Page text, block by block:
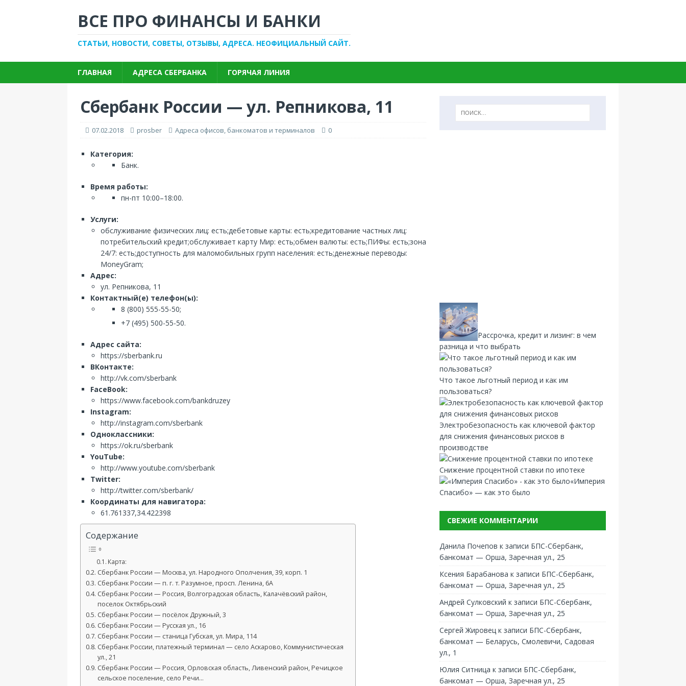
ВСЕ ПРО ФИНАНСЫ И БАНКИ
СТАТЬИ, НОВОСТИ, СОВЕТЫ, ОТЗЫВЫ, АДРЕСА. НЕОФИЦИАЛЬНЫЙ САЙТ.
ГЛАВНАЯ АДРЕСА СБЕРБАНКА ГОРЯЧАЯ ЛИНИЯ
Сбербанк России — ул. Репникова, 11
07.02.2018 prosber Адреса офисов, банкоматов и терминалов 0
Категория:
Банк.
Время работы:
пн-пт 10:00–18:00.
Услуги:
обслуживание физических лиц: есть;дебетовые карты: есть;кредитование частных лиц:
потребительский кредит;обслуживает карту Мир: есть;обмен валюты: есть;ПИФы: есть;зона
24/7: есть;доступность для маломобильных групп населения: есть;денежные переводы:
MoneyGram;
Адрес:
ул. Репникова, 11
Контактный(е) телефон(ы):
8 (800) 555-55-50;
+7 (495) 500-55-50.
Адрес сайта:
https://sberbank.ru
ВКонтакте:
http://vk.com/sberbank
FaceBook:
https://www.facebook.com/bankdruzey
Instagram:
http://instagram.com/sberbank
Одноклассники:
https://ok.ru/sberbank
YouTube:
http://www.youtube.com/sberbank
Twitter:
http://twitter.com/sberbank/
Координаты для навигатора:
61.761337,34.422398
Содержание
Карта:
Сбербанк России — Москва, ул. Народного Ополчения, 39, корп. 1
Сбербанк России — п. г. т. Разумное, просп. Ленина, 6А
Сбербанк России — Россия, Волгоградская область, Калачёвский район,
поселок Октябрьский
Сбербанк России — посёлок Дружный, 3
Сбербанк России — Русская ул., 16
Сбербанк России — станица Губская, ул. Мира, 114
Сбербанк России, платежный терминал — село Аскарово, Коммунистическая
ул., 21
Сбербанк России — Россия, Орловская область, Ливенский район, Речицкое
сельское поселение, село Речи…
Рассрочка, кредит и лизинг: в чем
разница и что выбрать
Что такое льготный период и как им
пользоваться?
Электробезопасность как ключевой фактор
для снижения финансовых рисков в
производстве
Снижение процентной ставки по ипотеке
«Империя
Спасибо» — как это было
СВЕЖИЕ КОММЕНТАРИИ
Данила Почепов к записи БПС-Сбербанк,
банкомат — Орша, Заречная ул., 25
Ксения Барабанова к записи БПС-Сбербанк,
банкомат — Орша, Заречная ул., 25
Андрей Сулковский к записи БПС-Сбербанк,
банкомат — Орша, Заречная ул., 25
Сергей Жировец к записи БПС-Сбербанк,
банкомат — Беларусь, Смолевичи, Садовая
ул., 1
Юлия Ситница к записи БПС-Сбербанк,
банкомат — Орша, Заречная ул., 25